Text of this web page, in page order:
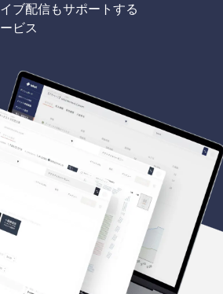
ブ配信もサポートする
ビス